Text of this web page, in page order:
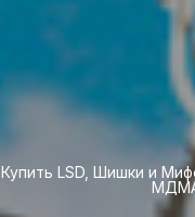
Купить LSD, Шишки и